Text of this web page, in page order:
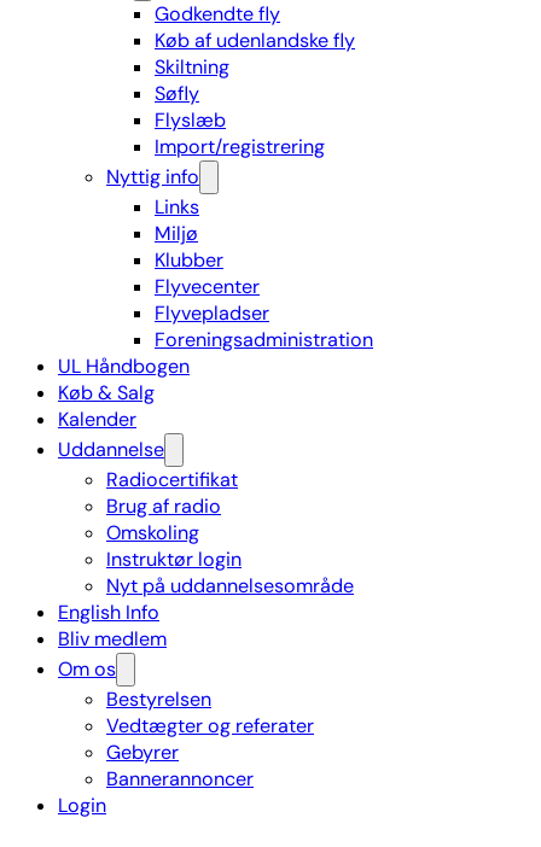
Godkendte fly
Køb af udenlandske fly
Skiltning
Søfly
Flyslæb
Import/registrering
Nyttig info
Links
Miljø
Klubber
Flyvecenter
Flyvepladser
Foreningsadministration
UL Håndbogen
Køb & Salg
Kalender
Uddannelse
Radiocertifikat
Brug af radio
Omskoling
Instruktør login
Nyt på uddannelsesområde
English Info
Bliv medlem
Om os
Bestyrelsen
Vedtægter og referater
Gebyrer
Bannerannoncer
Login